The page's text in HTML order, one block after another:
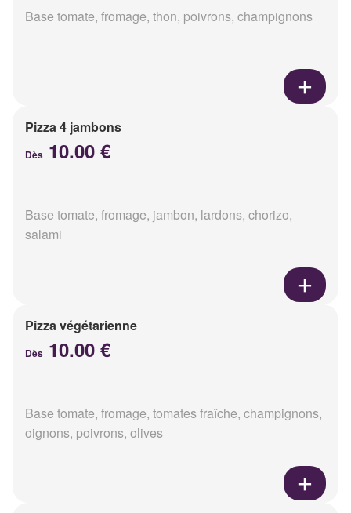
Base tomate, fromage, thon, poivrons, champignons
Pizza 4 jambons
Dès 10.00 €
Base tomate, fromage, jambon, lardons, chorizo,
salami
Pizza végétarienne
Dès 10.00 €
Base tomate, fromage, tomates fraîche, champignons,
oignons, poivrons, olives